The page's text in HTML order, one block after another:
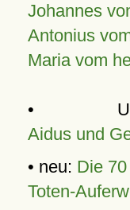
Johannes
Antonius
Maria vom
•
Aidus und
• neu: Die
Toten-